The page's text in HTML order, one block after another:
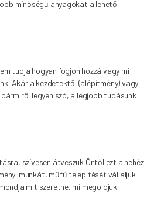
mínőségű anyagokat a lehető
tudja hogyan fogjon hozzá vagy mi
Akár a kezdetektől (alépítmény) vagy
legyen szó, a legjobb tudásunk
szívesen átveszük Öntől ezt a nehéz
munkát, műfű telepítését vállaljuk
mit szeretne, mi megoldjuk.